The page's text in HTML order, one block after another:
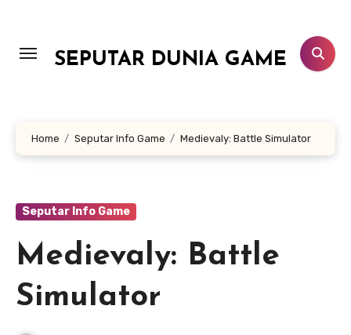
konten
SEPUTAR DUNIA GAME
Home Seputar Info Game Medievaly: Battle Simulator
Seputar Info Game
Medievaly: Battle
Simulator